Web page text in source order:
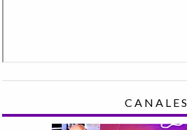
CANALES